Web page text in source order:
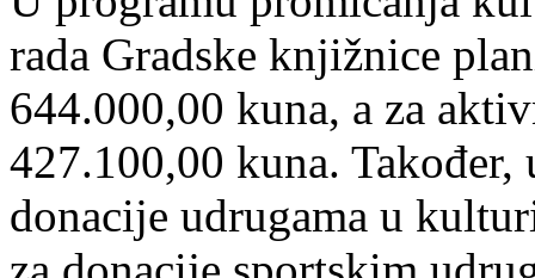
rada Gradske knjižnice
644.000,00 kuna, a za
427.100,00 kuna. Također,
donacije udrugama u